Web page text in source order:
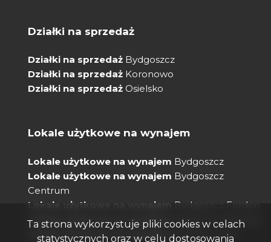
Działki na sprzedaż
Działki na sprzedaż Bydgoszcz
Działki na sprzedaż Koronowo
Działki na sprzedaż Osielsko
Lokale użytkowe na wynajem
Lokale użytkowe na wynajem Bydgoszcz
Lokale użytkowe na wynajem Bydgoszcz
Centrum
Lokale użytkowe na wynajem Bydgoszcz Fordon
Lokale użytkowe na wynajem
Bydgoszcz Bielawy
Lokale użytkowe na wynajem Osiedle Leśne
Ta strona wykorzystuje pliki cookies w celach
statystycznych oraz w celu dostosowania